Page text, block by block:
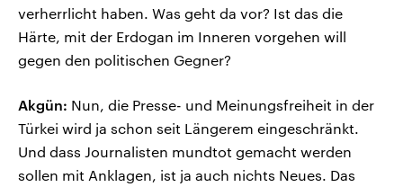
verherrlicht haben. Was geht da vor? Ist das die
Härte, mit der Erdogan im Inneren vorgehen will
gegen den politischen Gegner?
Akgün: Nun, die Presse- und Meinungsfreiheit in der
Türkei wird ja schon seit Längerem eingeschränkt.
Und dass Journalisten mundtot gemacht werden
sollen mit Anklagen, ist ja auch nichts Neues. Das